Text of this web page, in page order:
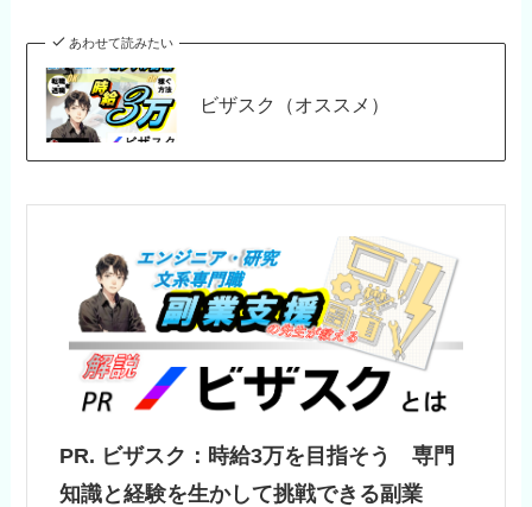
あわせて読みたい
ビザスク（オススメ）
PR. ビザスク：時給3万を目指そう 専門
知識と経験を生かして挑戦できる副業